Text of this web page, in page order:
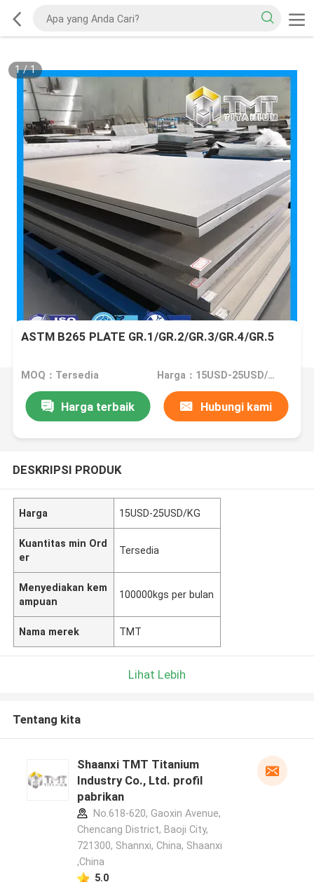
1/1
ASTM B265 PLATE GR.1/GR.2/GR.3/GR.4/GR.5
MOQ：Tersedia Harga：15USD-25USD/KG
Harga terbaik Hubungi kami
DESKRIPSI PRODUK
Harga 15USD-25USD/KG
Kuantitas min Ord
er
Tersedia
Menyediakan kem
ampuan
100000kgs per bulan
Nama merek TMT
Lihat Lebih
Tentang kita
Shaanxi TMT Titanium
Industry Co., Ltd. profil
pabrikan
No.618-620, Gaoxin Avenue,
Chencang District, Baoji City,
721300, Shannxi, China, Shaanxi
,China
5.0